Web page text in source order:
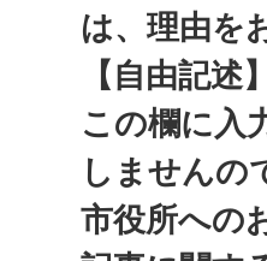
は、理由を
【自由記述】
この欄に入
しませんの
市役所への